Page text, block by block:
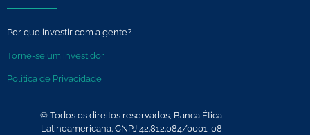
Por que investir com a gente?
Torne-se um investidor
Política de Privacidade
© Todos os direitos reservados, Banca Ética
Latinoamericana. CNPJ 42.812.084/0001-08